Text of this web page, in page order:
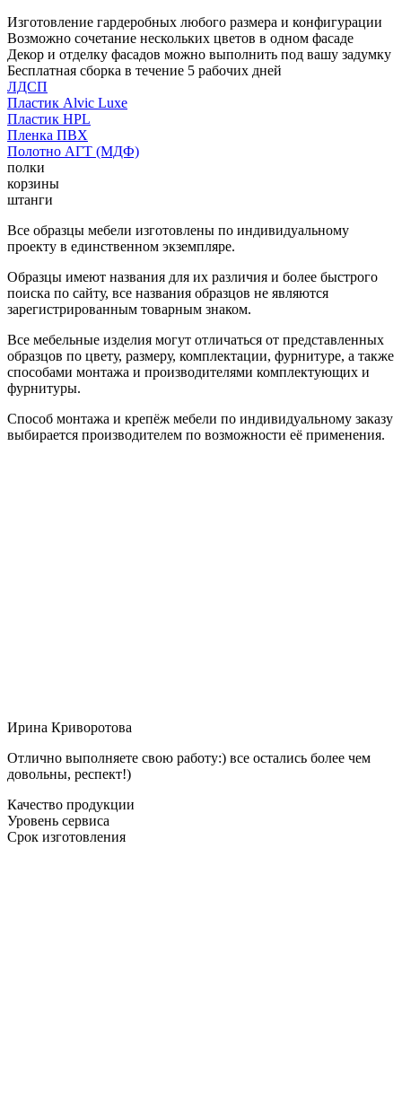
Изготовление гардеробных любого размера и конфигурации
Возможно сочетание нескольких цветов в одном фасаде
Декор и отделку фасадов можно выполнить под вашу задумку
Бесплатная сборка в течение 5 рабочих дней
ЛДСП
Пластик Alvic Luxe
Пластик HPL
Пленка ПВХ
Полотно АГТ (МДФ)
полки
корзины
штанги
Все образцы мебели изготовлены по индивидуальному
проекту в единственном экземпляре.
Образцы имеют названия для их различия и более быстрого
поиска по сайту, все названия образцов не являются
зарегистрированным товарным знаком.
Все мебельные изделия могут отличаться от представленных
образцов по цвету, размеру, комплектации, фурнитуре, а также
способами монтажа и производителями комплектующих и
фурнитуры.
Способ монтажа и крепёж мебели по индивидуальному заказу
выбирается производителем по возможности её применения.
Ирина Криворотова
Отлично выполняете свою работу:) все остались более чем
довольны, респект!)
Качество продукции
Уровень сервиса
Срок изготовления